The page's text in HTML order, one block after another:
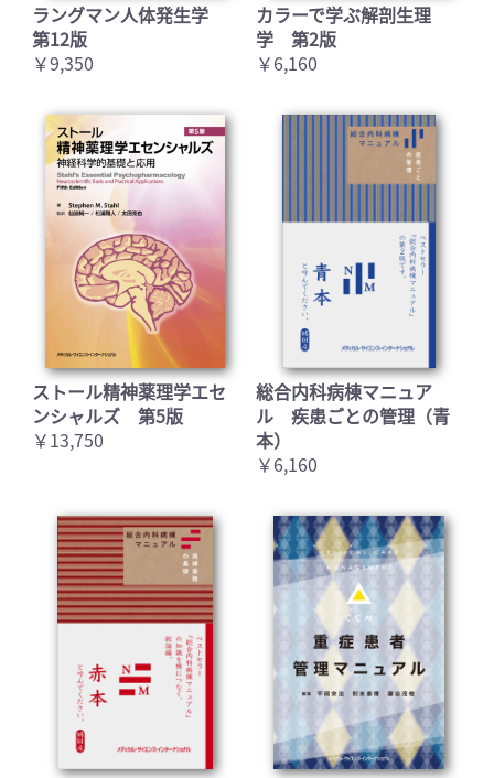
お買い物を続ける カートへ進む
ラングマン人体発生学
第12版
￥9,350
カラーで学ぶ解剖生理
学 第2版
￥6,160
ストール精神薬理学エセ
ンシャルズ 第5版
￥13,750
総合内科病棟マニュア
ル 疾患ごとの管理（青
本）
￥6,160